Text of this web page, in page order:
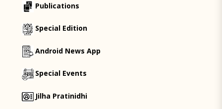
Publications
Special Edition
Android News App
Special Events
Jilha Pratinidhi